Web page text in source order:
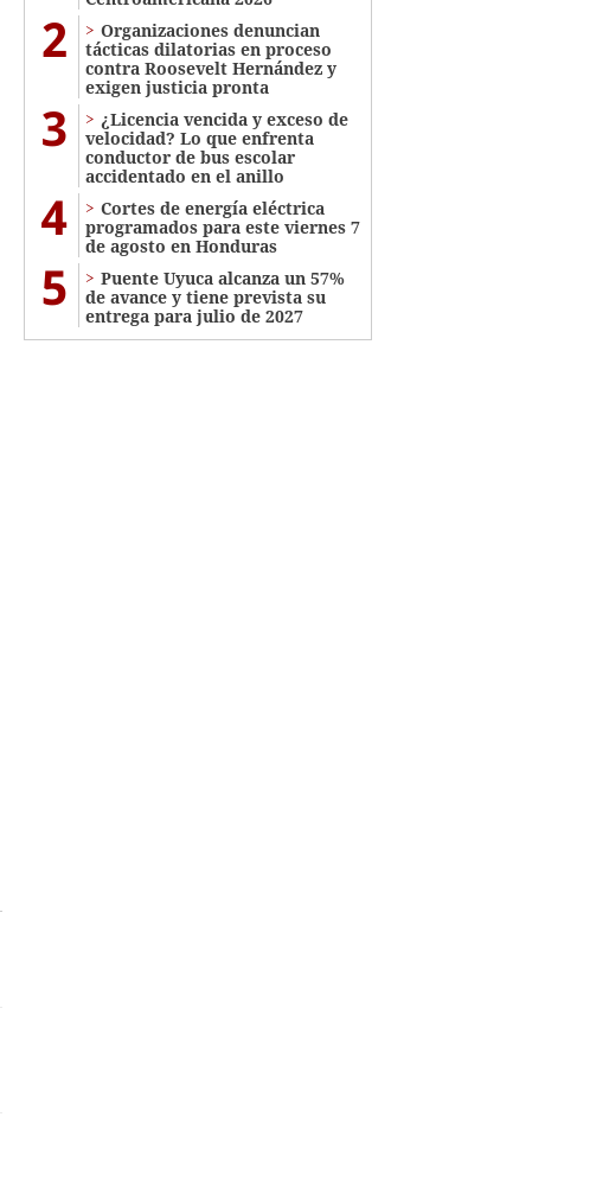
2
Organizaciones denuncian
tácticas dilatorias en proceso
contra Roosevelt Hernández y
exigen justicia pronta
3
¿Licencia vencida y exceso de
velocidad? Lo que enfrenta
conductor de bus escolar
accidentado en el anillo
4
Cortes de energía eléctrica
programados para este viernes 7
de agosto en Honduras
5
Puente Uyuca alcanza un 57%
de avance y tiene prevista su
entrega para julio de 2027